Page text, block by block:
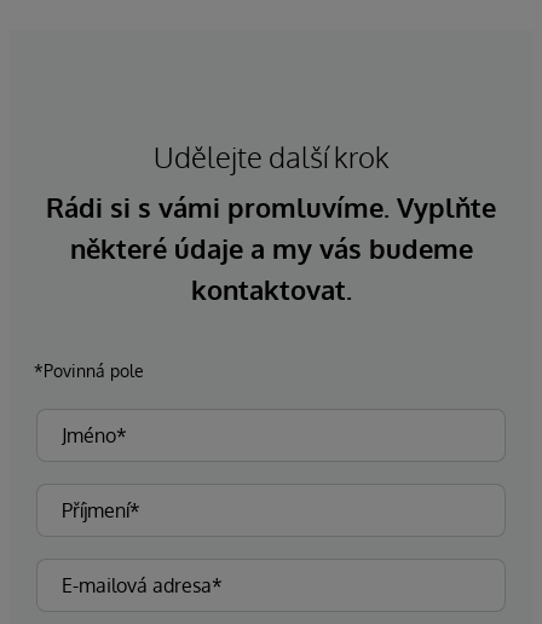
Udělejte další krok
Rádi si s vámi promluvíme. Vyplňte
některé údaje a my vás budeme
kontaktovat.
*Povinná pole